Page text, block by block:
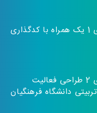
نمونه گزارش کارورزی 1 یک همراه با کدگذاری
نمونه گزارش کارورزی 2 طراحی فعالیت
دانشگاه فرهنگیان